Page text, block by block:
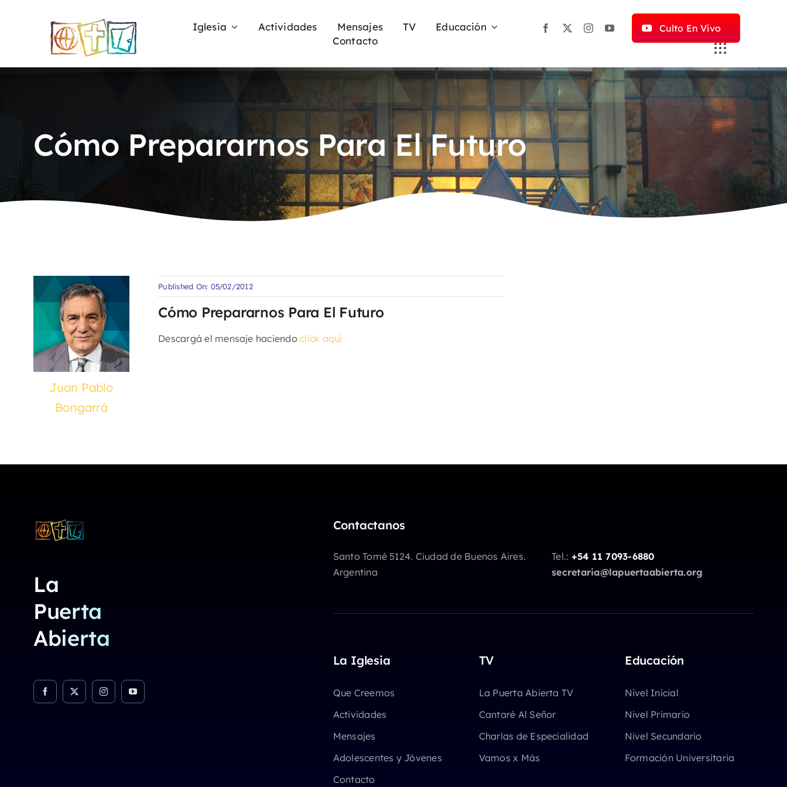
Iglesia Actividades Mensajes TV
Educación
Contacto
Culto En Vivo
Cómo Prepararnos Para El Futuro
Juan Pablo
Bongarrá
Published On: 05/02/2012
Cómo Prepararnos Para El Futuro
Descargá el mensaje haciendoclick aquí
La
Puerta
Abierta
Contactanos
Santo Tomé 5124. Ciudad de Buenos Aires.
Argentina
Tel.: +54 11 7093-6880
secretaria@lapuertaabierta.org
La Iglesia
Que Creemos
Actividades
Mensajes
Adolescentes y Jóvenes
Contacto
TV
La Puerta Abierta TV
Cantaré Al Señor
Charlas de Especialidad
Vamos x Más
Educación
Nivel Inicial
Nivel Primario
Nivel Secundario
Formación Universitaria